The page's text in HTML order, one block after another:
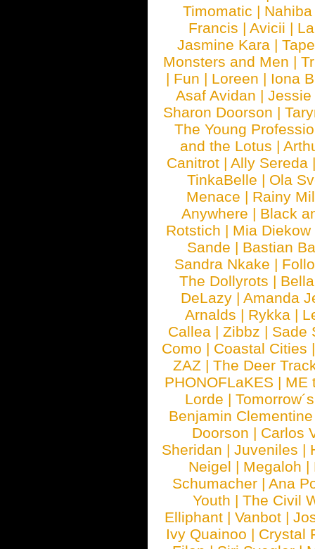
Timomatic | Nahiba
Francis | Avicii |
Jasmine Kara |
Monsters and Men |
| Fun | Loreen | Iona
Asaf Avidan |Jessie
Sharon Doorson |
The Young
and the Lotus |
Canitrot |Ally Sereda
TinkaBelle | Ola
Menace | Rainy
Anywhere | Black
Rotstich | Mia Diekow
Sande | Bastian
Sandra Nkake |
The Dollyrots |
DeLazy | Amanda
Arnalds | Rykka |
Callea | Zibbz | Sade
Como | Coastal Cities
ZAZ |The Deer
PHONOFLaKES | ME
Lorde |
Benjamin Clementine
Doorson | Carlos
Sheridan |Juveniles |
Neigel | Megaloh |
Schumacher |Ana
Youth | The Civil
Elliphant | Vanbot |
Ivy Quainoo | Crystal